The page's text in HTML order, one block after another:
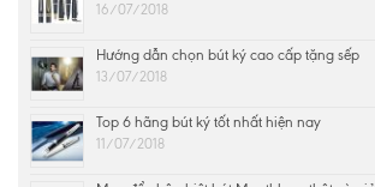
16/07/2018
Hướng dẫn chọn bút ký cao cấp tặng sếp
13/07/2018
Top 6 hãng bút ký tốt nhất hiện nay
11/07/2018